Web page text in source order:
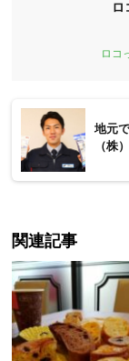
ロ
ロコ
地元
（株
関連記事